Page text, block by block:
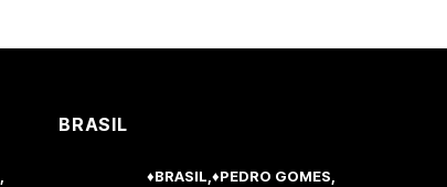
BRASIL
♦BRASIL ♦PEDRO GOMES